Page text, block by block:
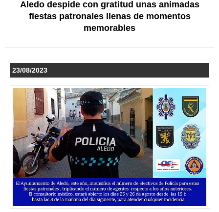
Aledo despide con gratitud unas animadas
fiestas patronales llenas de momentos
memorables
23/08/2023